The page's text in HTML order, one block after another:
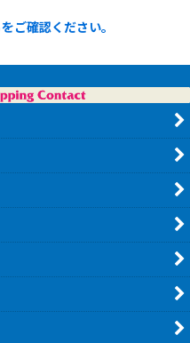
ご確認ください。